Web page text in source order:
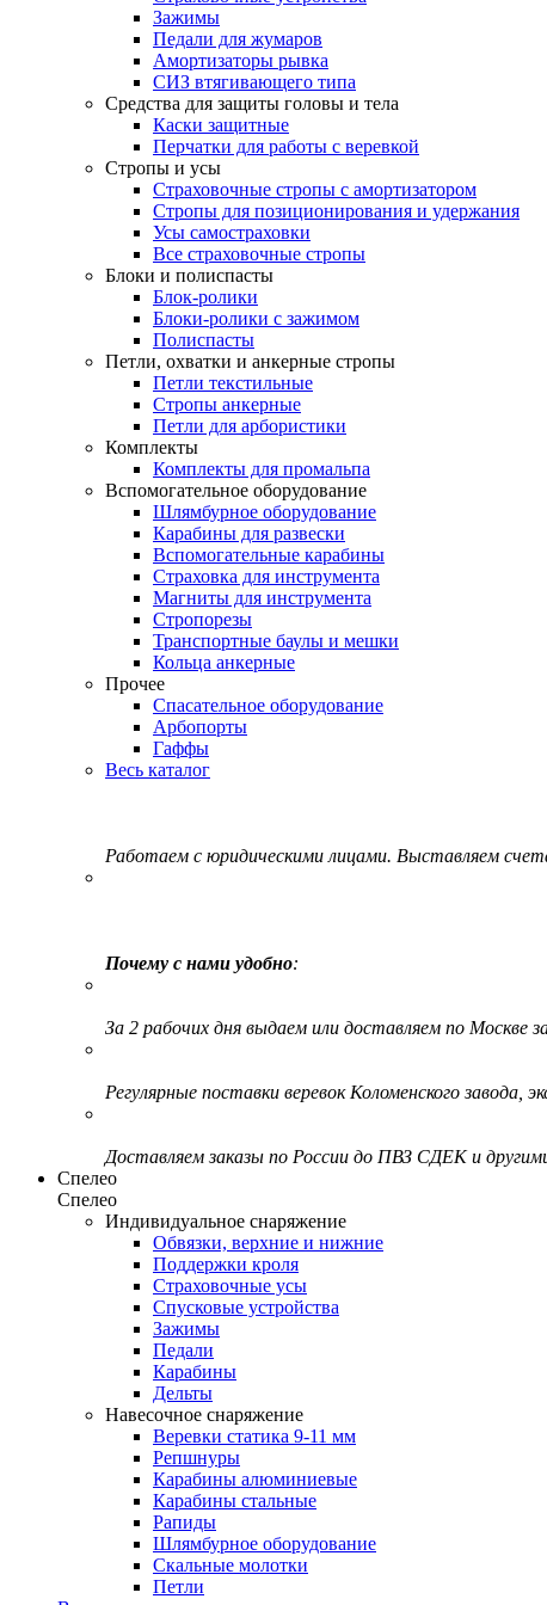
Зажимы
Педали для жумаров
Амортизаторы рывка
СИЗ втягивающего типа
Средства для защиты головы и тела
Каски защитные
Перчатки для работы с веревкой
Стропы и усы
Страховочные стропы с амортизатором
Стропы для позиционирования и удержания
Усы самостраховки
Все страховочные стропы
Блоки и полиспасты
Блок-ролики
Блоки-ролики с зажимом
Полиспасты
Петли, охватки и анкерные стропы
Петли текстильные
Стропы анкерные
Петли для арбористики
Комплекты
Комплекты для промальпа
Вспомогательное оборудование
Шлямбурное оборудование
Карабины для развески
Вспомогательные карабины
Страховка для инструмента
Магниты для инструмента
Стропорезы
Транспортные баулы и мешки
Кольца анкерные
Прочее
Спасательное оборудование
Арбопорты
Гаффы
Весь каталог
Работаем с юридическими лицами. Выставляем
Почему с нами удобно:
За 2 рабочих дня выдаем или доставляем по Москве
Регулярные поставки веревок Коломенского завода,
Доставляем заказы по России до ПВЗ СДЕК и
Спелео
Спелео
Индивидуальное снаряжение
Обвязки, верхние и нижние
Поддержки кроля
Страховочные усы
Спусковые устройства
Зажимы
Педали
Карабины
Дельты
Навесочное снаряжение
Веревки статика 9-11 мм
Репшнуры
Карабины алюминиевые
Карабины стальные
Рапиды
Шлямбурное оборудование
Скальные молотки
Петли